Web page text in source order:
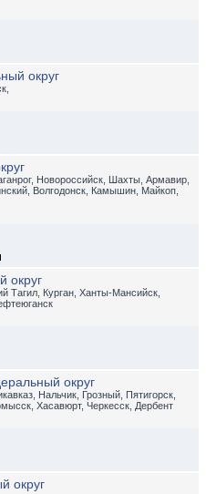
округ
Новороссийск, Шахты, Армавир,
Волгодонск, Камышин, Майкоп,
округ
Тагил, Курган, Ханты-Мансийск,
округ
Нальчик, Грозный, Пятигорск,
Хасавюрт, Черкесск, Дербент
округ